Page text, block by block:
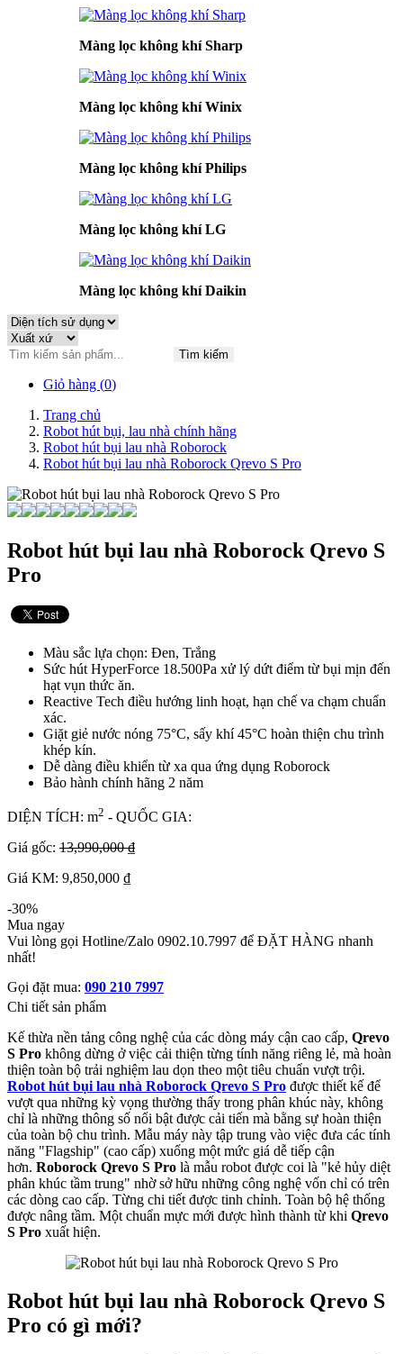
Màng lọc không khí Sharp
Màng lọc không khí Winix
Màng lọc không khí Philips
Màng lọc không khí LG
Màng lọc không khí Daikin
Tìm kiếm
Giỏ hàng (0)
Trang chủ
Robot hút bụi, lau nhà chính hãng
Robot hút bụi lau nhà Roborock
Robot hút bụi lau nhà Roborock Qrevo S Pro
Robot hút bụi lau nhà Roborock Qrevo S
Pro
Màu sắc lựa chọn: Đen, Trắng
Sức hút HyperForce 18.500Pa xử lý dứt điểm từ bụi mịn đến
hạt vụn thức ăn.
Reactive Tech điều hướng linh hoạt, hạn chế va chạm chuẩn
xác.
Giặt giẻ nước nóng 75°C, sấy khí 45°C hoàn thiện chu trình
khép kín.
Dễ dàng điều khiển từ xa qua ứng dụng Roborock
Bảo hành chính hãng 2 năm
DIỆN TÍCH: m2 - QUỐC GIA:
Giá gốc: 13,990,000 ₫
Giá KM: 9,850,000 ₫
-30%
Mua ngay
Vui lòng gọi Hotline/Zalo 0902.10.7997 để ĐẶT HÀNG nhanh
nhất!
Gọi đặt mua: 090 210 7997
Chi tiết sản phẩm
Kế thừa nền tảng công nghệ của các dòng máy cận cao cấp, Qrevo
S Pro không dừng ở việc cải thiện từng tính năng riêng lẻ, mà hoàn
thiện toàn bộ trải nghiệm lau dọn theo một tiêu chuẩn vượt trội.
Robot hút bụi lau nhà Roborock Qrevo S Pro được thiết kế để
vượt qua những kỳ vọng thường thấy trong phân khúc này, không
chỉ là những thông số nổi bật được cải tiến mà bằng sự hoàn thiện
của toàn bộ chu trình. Mẫu máy này tập trung vào việc đưa các tính
năng "Flagship" (cao cấp) xuống một mức giá dễ tiếp cận
hơn. Roborock Qrevo S Pro là mẫu robot được coi là "kẻ hủy diệt
phân khúc tầm trung" nhờ sở hữu những công nghệ vốn chỉ có trên
các dòng cao cấp. Từng chi tiết được tinh chỉnh. Toàn bộ hệ thống
được nâng tầm. Một chuẩn mực mới được hình thành từ khi Qrevo
S Pro xuất hiện.
Robot hút bụi lau nhà Roborock Qrevo S
Pro có gì mới?